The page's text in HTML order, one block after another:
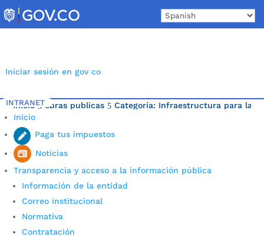
to
content
Iniciar sesión en gov co
INTRANET
Inicio
Paga tus impuestos
Noticias
Transparencia y acceso a la información pública
Información de la entidad
Correo institucional
Normativa
Contratación
Inicio 5 obras publicas 5 Categoría: Infraestructura para la
Última noticia.